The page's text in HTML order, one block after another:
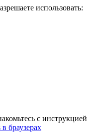
использовать:
с инструкцией
браузерах